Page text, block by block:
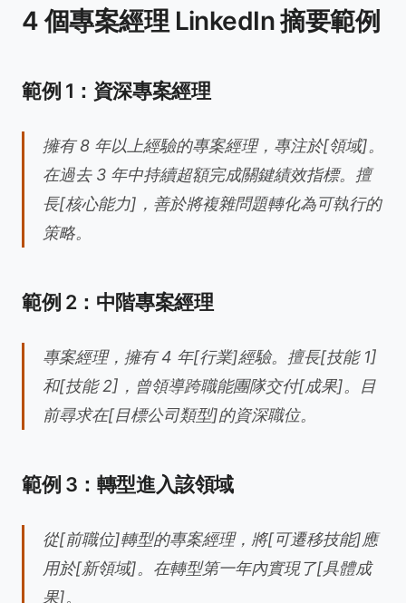
4 個專案經理 LinkedIn 摘要範例
範例 1：資深專案經理
擁有 8 年以上經驗的專案經理，專注於[領域]。
在過去 3 年中持續超額完成關鍵績效指標。擅
長[核心能力]，善於將複雜問題轉化為可執行的
策略。
範例 2：中階專案經理
專案經理，擁有 4 年[行業]經驗。擅長[技能 1]
和[技能 2]，曾領導跨職能團隊交付[成果]。目
前尋求在[目標公司類型]的資深職位。
範例 3：轉型進入該領域
從[前職位]轉型的專案經理，將[可遷移技能]應
用於[新領域]。在轉型第一年內實現了[具體成
果]。